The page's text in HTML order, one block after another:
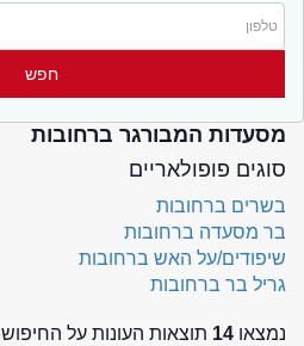
מסעדות המבורגר ברחובות
סוגים פופולאריים
בשרים ברחובות
בר מסעדה ברחובות
שיפודים/על האש ברחובות
גריל בר ברחובות
נמצאו 14 תוצאות העונות על